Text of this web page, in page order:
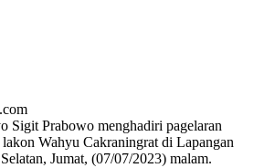
Sigit Prabowo menghadiri pagelaran
Wahyu Cakraningrat di Lapangan
Jumat, (07/07/2023) malam.